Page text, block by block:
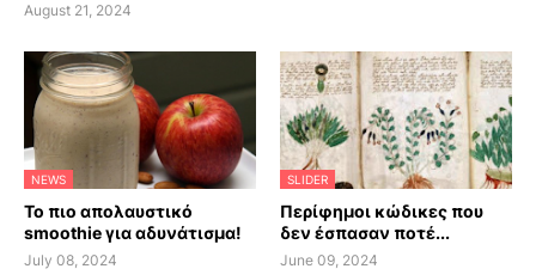
August 21, 2024
NEWS
Το πιο απολαυστικό
smoothie για αδυνάτισμα!
July 08, 2024
SLIDER
Περίφημοι κώδικες που
δεν έσπασαν ποτέ...
June 09, 2024